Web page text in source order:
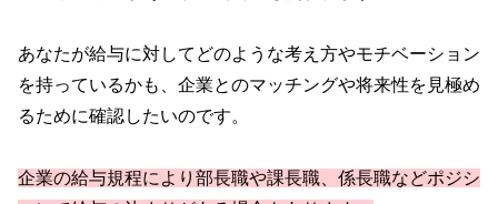
あなたが給与に対してどのような考え方やモチベーション
を持っているかも、企業とのマッチングや将来性を見極め
るために確認したいのです。
企業の給与規程により部長職や課長職、係長職などポジシ